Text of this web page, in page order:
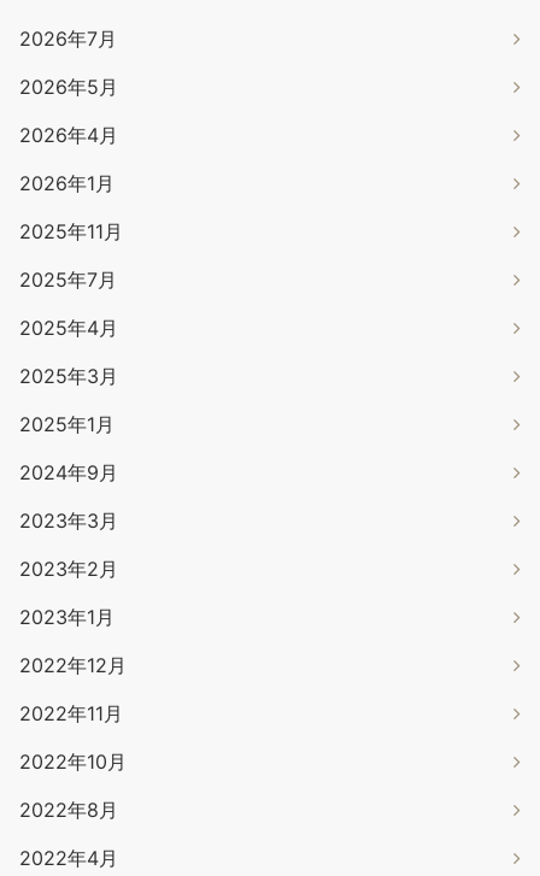
2026年7月
2026年5月
2026年4月
2026年1月
2025年11月
2025年7月
2025年4月
2025年3月
2025年1月
2024年9月
2023年3月
2023年2月
2023年1月
2022年12月
2022年11月
2022年10月
2022年8月
2022年4月